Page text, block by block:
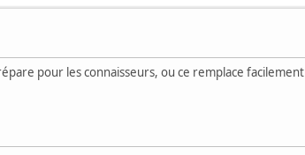
pour les connaisseurs, ou ce remplace facilement